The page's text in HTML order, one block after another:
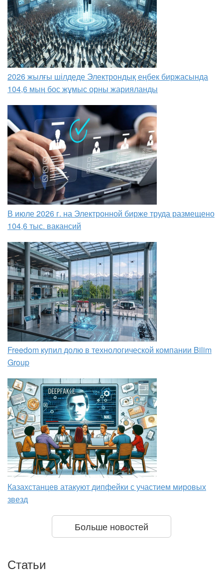
2026 жылғы шілдеде Электрондық еңбек биржасында
104,6 мың бос жұмыс орны жарияланды
В июле 2026 г. на Электронной бирже труда размещено
104,6 тыс. вакансий
Freedom купил долю в технологической компании Bilim
Group
Казахстанцев атакуют дипфейки с участием мировых
звезд
Больше новостей
Статьи